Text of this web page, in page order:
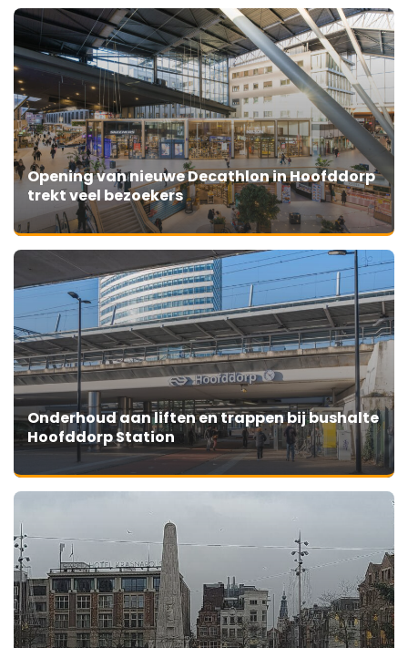
Opening van nieuwe Decathlon in Hoofddorp
trekt veel bezoekers
Onderhoud aan liften en trappen bij bushalte
Hoofddorp Station